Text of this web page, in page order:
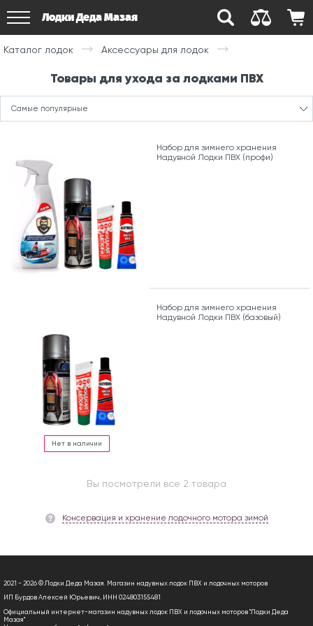
Лодки Деда Мазая
Каталог лодок Аксессуары для лодок
Товары для ухода за лодками ПВХ
Самые популярные
Набор для зимнего хранения
Надувной Лодки ПВХ (профи)
Нет в наличии
Набор для зимнего хранения
Надувной Лодки ПВХ (базовый)
Вы посмотрели все 2 товара
Консервация и хранение лодочного мотора зимой
2021 - 2026 © Лодки Деда Мазая. Магазин надувных лодок ПВХ и лодочных моторов
ИП Бурдов Алексей Юрьевич, ИНН 024803155481
Официальный интернет-магазин надувных лодок ПВХ и лодочных моторов "Лодки Деда
Мазая"